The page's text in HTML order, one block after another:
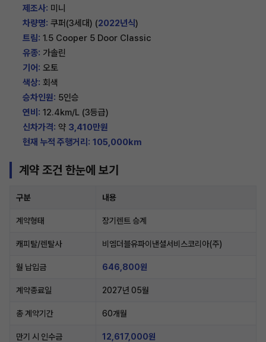
제조사: 미니
차량명: 쿠퍼(3세대) (2022년식)
트림: 1.5 Cooper 5 Door Classic
유종: 가솔린
기어: 오토
색상: 회색
승차인원: 5인승
연비: 12.4km/L (3등급)
신차가격: 약 3,410만원
현재 누적 주행거리: 105,000km
계약 조건 한눈에 보기
구분 내용
계약형태 장기렌트 승계
캐피탈/렌탈사 비엠더블유파이낸셜서비스코리아(주)
월 납입금 646,800원
계약종료일 2027년 05월
총 계약기간 60개월
만기 시 인수금 12,617,000원